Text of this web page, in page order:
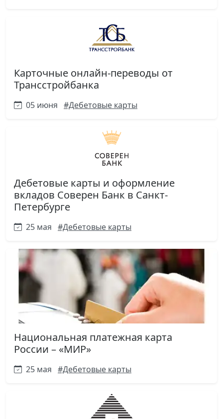
Карточные онлайн-переводы от
Трансстройбанка
05 июня #Дебетовые карты
Дебетовые карты и оформление
вкладов Соверен Банк в Санкт-
Петербурге
25 мая #Дебетовые карты
Национальная платежная карта
России – «МИР»
25 мая #Дебетовые карты